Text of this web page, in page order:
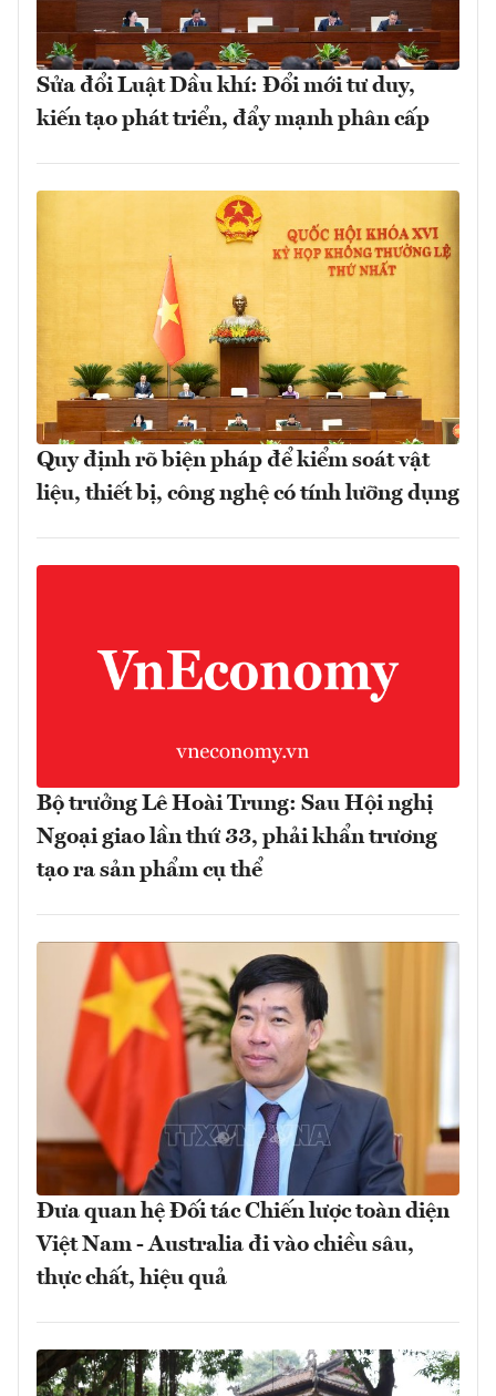
Sửa đổi Luật Dầu khí: Đổi mới tư duy,
kiến tạo phát triển, đẩy mạnh phân cấp
Quy định rõ biện pháp để kiểm soát vật
liệu, thiết bị, công nghệ có tính lưỡng dụng
Bộ trưởng Lê Hoài Trung: Sau Hội nghị
Ngoại giao lần thứ 33, phải khẩn trương
tạo ra sản phẩm cụ thể
Đưa quan hệ Đối tác Chiến lược toàn diện
Việt Nam - Australia đi vào chiều sâu,
thực chất, hiệu quả